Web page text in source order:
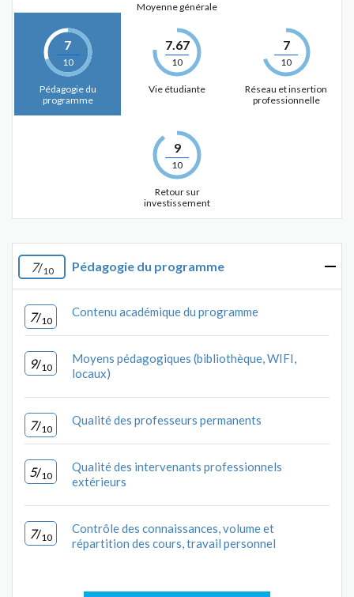
Moyenne générale
7
10
Pédagogie du
programme
7.67
10
Vie étudiante
7
10
Réseau et insertion
professionnelle
9
10
Retour sur
investissement
7/10 Pédagogie du programme
7/10
Contenu académique du programme
9/10
Moyens pédagogiques (bibliothèque, WIFI,
locaux)
7/10
Qualité des professeurs permanents
5/10
Qualité des intervenants professionnels
extérieurs
7/10
Contrôle des connaissances, volume et
répartition des cours, travail personnel